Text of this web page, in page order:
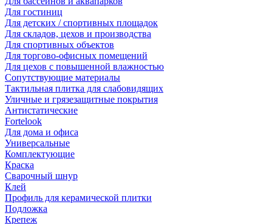
Для гостиниц
Для детских / спортивных площадок
Для складов, цехов и производства
Для спортивных объектов
Для торгово-офисных помещений
Для цехов с повышенной влажностью
Сопутствующие материалы
Тактильная плитка для слабовидящих
Уличные и грязезащитные покрытия
Антистатические
Fortelook
Для дома и офиса
Универсальные
Комплектующие
Краска
Сварочный шнур
Клей
Профиль для керамической плитки
Подложка
Крепеж